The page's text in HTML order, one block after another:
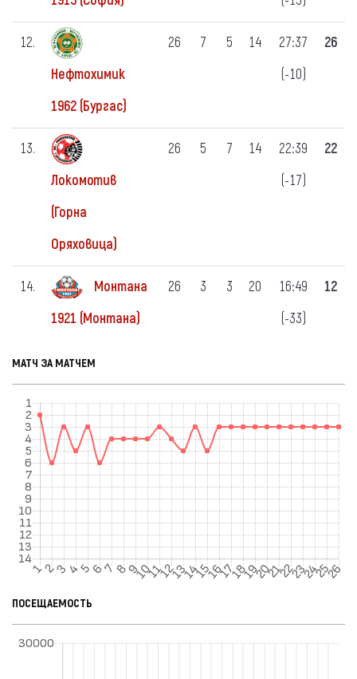
12.
Нефтохимик
1962 (Бургас)
26 7 5 14
27:37
(-10)
26
13.
Локомотив
(Горна
Оряховица)
26 5 7 14
22:39
(-17)
22
14.
Монтана
1921 (Монтана)
26 3 3 20
16:49
(-33)
12
МАТЧ ЗА МАТЧЕМ
ПОСЕЩАЕМОСТЬ